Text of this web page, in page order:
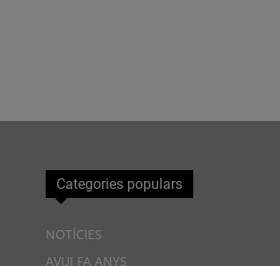
Categories populars
NOTÍCIES
AVUI FA ANYS